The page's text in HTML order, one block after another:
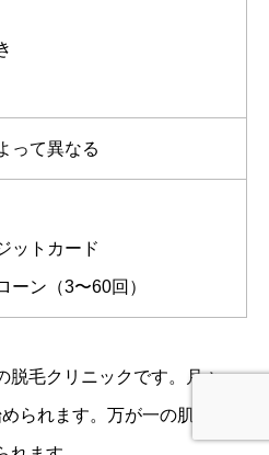
って異なる
ットカード
ーン（3〜60回）
脱毛クリニックです。月々
られます。万が一の肌トラブ